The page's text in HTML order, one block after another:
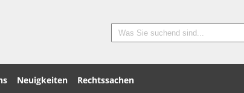
Neuigkeiten Rechtssachen